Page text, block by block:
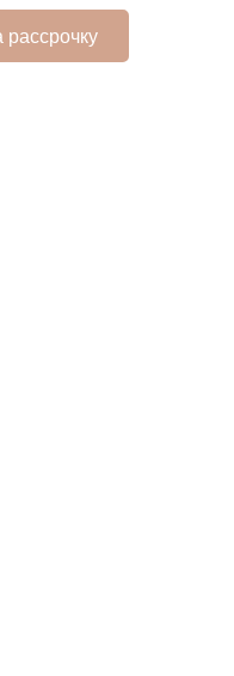
рассрочку